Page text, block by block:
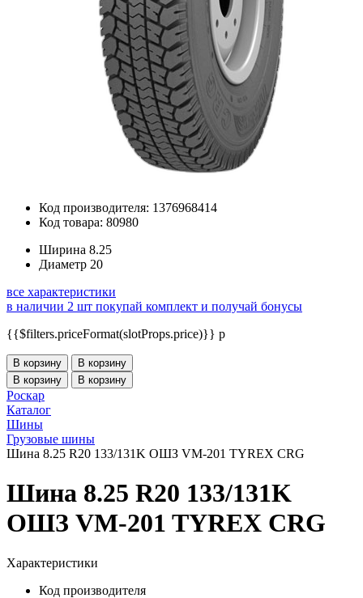
Код производителя: 1376968414
Код товара: 80980
Ширина 8.25
Диаметр 20
все характеристики
в наличии 2 шт покупай комплект и получай бонусы
{{$filters.priceFormat(slotProps.price)}} p
В корзину
В корзину
В корзину
В корзину
Роскар
Каталог
Шины
Грузовые шины
Шина 8.25 R20 133/131K ОШЗ VM-201 TYREX CRG
Шина 8.25 R20 133/131K
ОШЗ VM-201 TYREX CRG
Характеристики
Код производителя